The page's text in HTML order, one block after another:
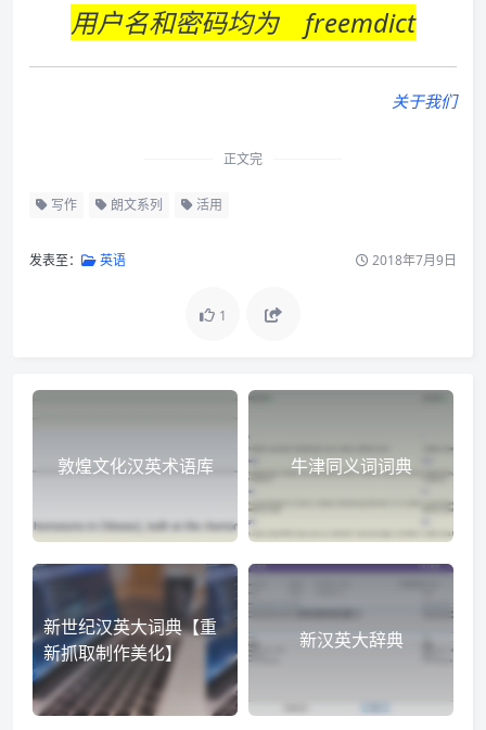
用户名和密码均为 freemdict
关于我们
正文完
写作 朗文系列 活用
发表至： 英语 2018年7月9日
1
敦煌文化汉英术语库 牛津同义词词典
新世纪汉英大词典【重
新抓取制作美化】
新汉英大辞典